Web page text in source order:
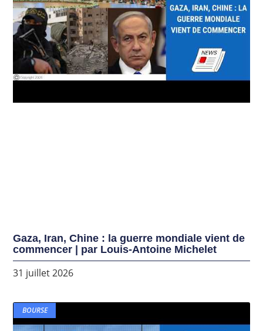
Gaza, Iran, Chine : la guerre mondiale vient de
commencer | par Louis-Antoine Michelet
31 juillet 2026
BOURSE